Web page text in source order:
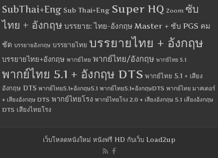
SubThai+Eng Sub Thai+Eng Super HQ Zoom ซับ
ไทย + อังกฤษ บรรยาย: ไทย-อังกฤษ Master + ซับ PGS คม
ชัด บรรยายอังกฤษ บรรยายไทย บรรยายไทย + อังกฤษ
บรรยายไทย+อังกฤษ พากย์ไทย พากย์ไทย/อังกฤษ พากย์ไทย 5.1
พากย์ไทย 5.1 + อังกฤษ DTS พากย์ไทย 5.1 + เสียง
อังกฤษ DTS พากย์ไทย5.1+อังกฤษ5.1 พากย์ไทย5.1+อังกฤษDTS พากย์ไทย มาสเตอร์
+ เสียงอังกฤษ DTS พากย์ไทยโรง พากย์ไทยโรง 2.0 + เสียงอังกฤษ 5.1 เสียงอังกฤษ
DTS เสียงไทยโรง
เว็บโหลดหนังใหม่ หนังฟรี HD กับเว็บ Load2up